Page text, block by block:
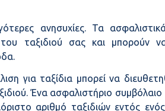
ανησυχίες. Τα
του ταξιδιού σας και μπορούν
για ταξίδια μπορεί να
Ένα ασφαλιστήριο
αριθμό ταξιδιών εντός